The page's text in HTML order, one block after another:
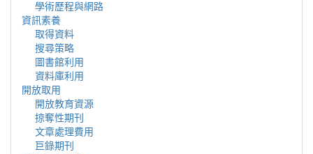
學術歷程與網路
資訊素養
取得資料
搜尋策略
圖書館利用
資料庫利用
開放取用
開放教育資源
掠奪性期刊
文章處理費用
巨錄期刊